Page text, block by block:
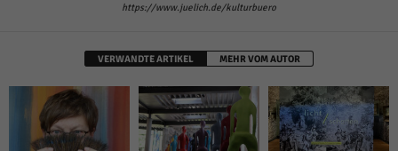
https://www.juelich.de/kulturbuero
VERWANDTE ARTIKEL MEHR VOM AUTOR